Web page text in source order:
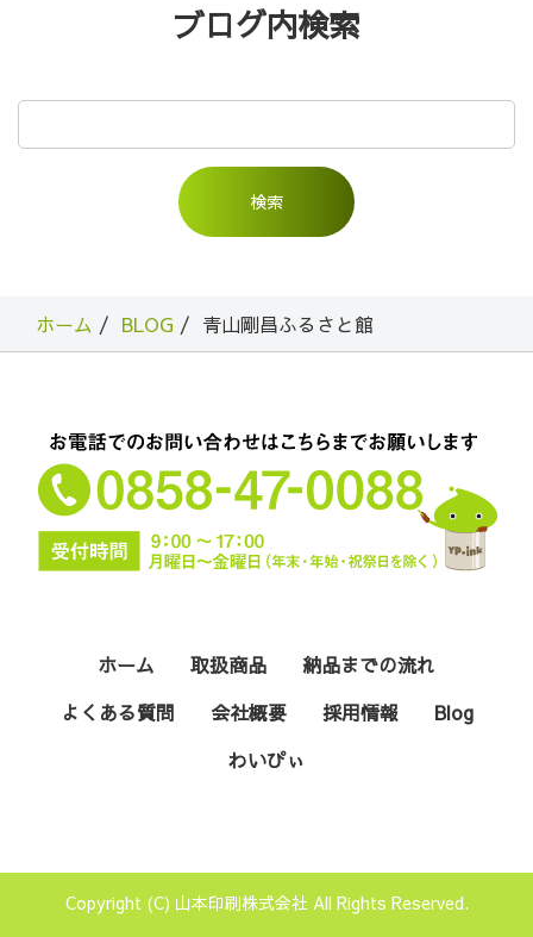
ブログ内検索
ホーム BLOG 青山剛昌ふるさと館
ホーム 取扱商品
納品までの流れ
よくある質問
会社概要 採用情報
Blog
わいぴぃ
Copyright (C) 山本印刷株式会社 All Rights Reserved.